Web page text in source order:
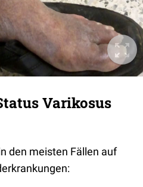
Varikosus
den meisten Fällen auf